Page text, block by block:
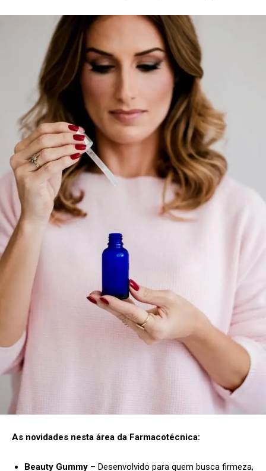
As novidades nesta área da Farmacotécnica:
Beauty Gummy – Desenvolvido para quem busca firmeza,